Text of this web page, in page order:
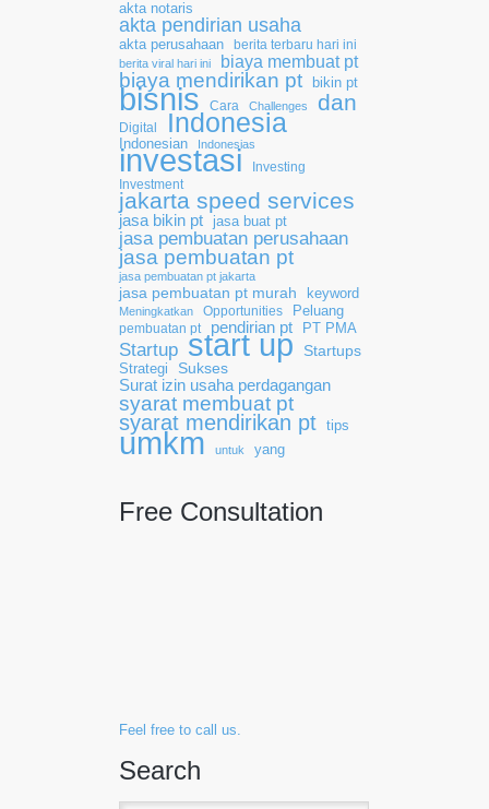
akta notaris
akta pendirian usaha
akta perusahaan berita terbaru hari ini
berita viral hari ini biaya membuat pt
biaya mendirikan pt bikin pt
bisnis Cara Challenges dan
Digital Indonesia
Indonesian Indonesias
investasi
Investing
Investment
jakarta speed services
jasa bikin pt jasa buat pt
jasa pembuatan perusahaan
jasa pembuatan pt
jasa pembuatan pt jakarta
jasa pembuatan pt murah keyword
Meningkatkan Opportunities Peluang
pembuatan pt pendirian pt PT PMA
Startup start up Startups
Strategi
Sukses
Surat izin usaha perdagangan
syarat membuat pt
syarat mendirikan pt tips
umkm untuk yang
Free Consultation
Feel free to call us.
Search